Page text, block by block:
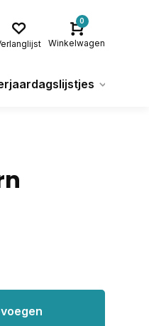
0
Winkelwagen